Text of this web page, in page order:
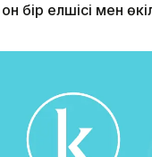
бір елшісі мен